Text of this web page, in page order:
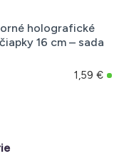
holografické
16 cm – sada
1,59 €